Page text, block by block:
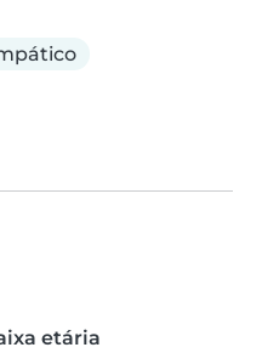
etária